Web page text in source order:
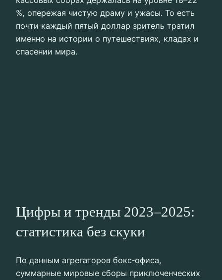
%, опережая чистую драму и ужасы. То есть
почти каждый пятый доллар зритель тратил
именно на истории о путешествиях, кладах и
спасении мира.
Цифры и тренды 2023–2025:
статистика без скуки
По данным агрегаторов бокс‑офиса,
суммарные мировые сборы приключенческих